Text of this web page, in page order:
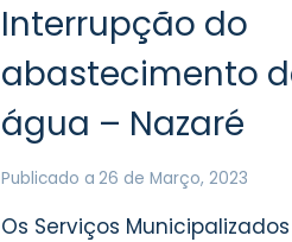
ÁGUA
Interrupção do
abastecimento
água – Nazaré
Publicado a 26 de Março, 2023
Os Serviços